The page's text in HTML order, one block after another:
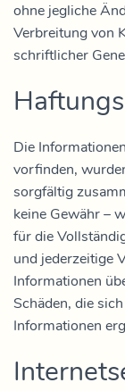
ohne jegliche
Verbreitung von
schriftlicher
Die
vorfinden,
sorgfältig
keine Gewähr –
für die
und jederzeitige
Informationen
Schäden, die
Informationen